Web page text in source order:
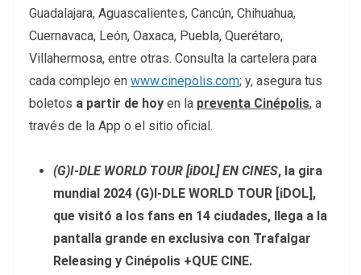
Guadalajara, Aguascalientes, Cancún, Chihuahua,
Cuernavaca, León, Oaxaca, Puebla, Querétaro,
Villahermosa, entre otras. Consulta la cartelera para
cada complejo en www.cinepolis.com; y, asegura tus
boletos a partir de hoy en la preventa Cinépolis, a
través de la App o el sitio oficial.
(G)I-DLE WORLD TOUR [iDOL] EN CINES, la gira
mundial 2024 (G)I-DLE WORLD TOUR [iDOL],
que visitó a los fans en 14 ciudades, llega a la
pantalla grande en exclusiva con Trafalgar
Releasing y Cinépolis +QUE CINE.